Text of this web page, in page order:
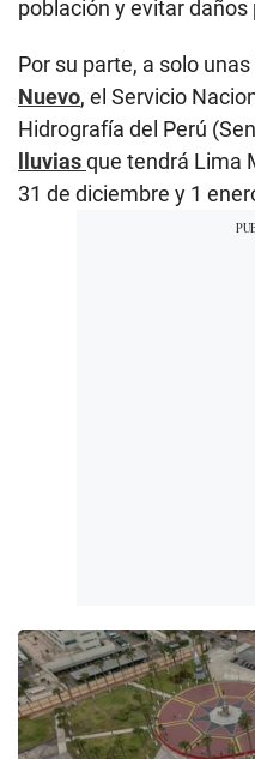
población y evitar
Por su parte, a solo
Nuevo, el Servicio
Hidrografía del Perú
lluviasque tendrá Lima
31 de diciembre y 1